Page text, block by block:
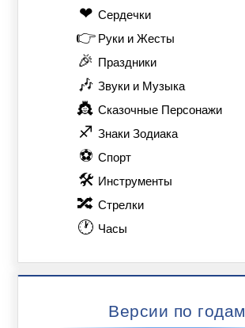
❤ Сердечки
👉 Руки и Жесты
🎉 Праздники
🎶 Звуки и Музыка
👸 Сказочные Персонажи
♐ Знаки Зодиака
⚽ Спорт
🛠 Инструменты
🔀 Стрелки
🕐 Часы
Версии по годам